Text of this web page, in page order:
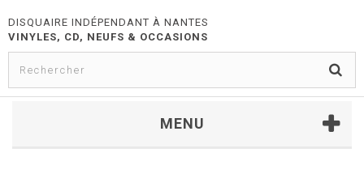
DISQUAIRE INDÉPENDANT À NANTES
VINYLES, CD, NEUFS & OCCASIONS
MENU